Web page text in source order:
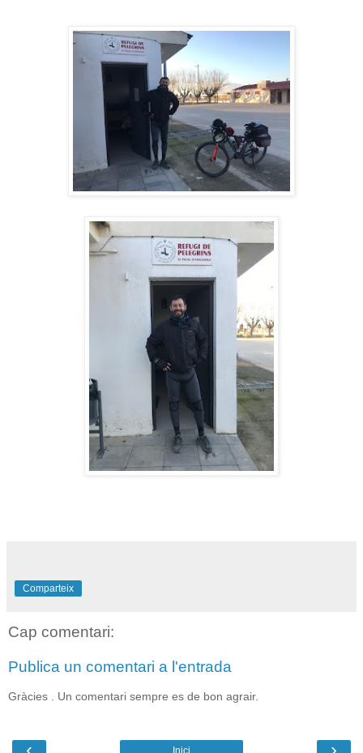
Comparteix
Cap comentari:
Publica un comentari a l'entrada
Gràcies . Un comentari sempre es de bon agrair.
Inici